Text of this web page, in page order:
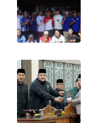
FORJASIDA
NEWS
SITUNGIR
NEWS